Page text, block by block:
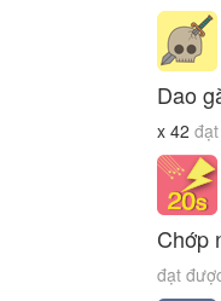
Dao
x 42
Chớp
đạt